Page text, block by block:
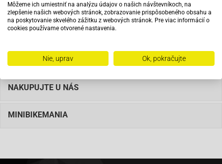
KATEGÓRIE
NAKUPUJTE U NÁS
MINIBIKEMANIA
Môžeme ich umiestniť na analýzu údajov o našich návštevníkoch, na
zlepšenie našich webových stránok, zobrazovanie prispôsobeného obsahu a
na poskytovanie skvelého zážitku z webových stránok. Pre viac informácií o
cookies používame otvorené nastavenia.
Nie, uprav Ok, pokračujte